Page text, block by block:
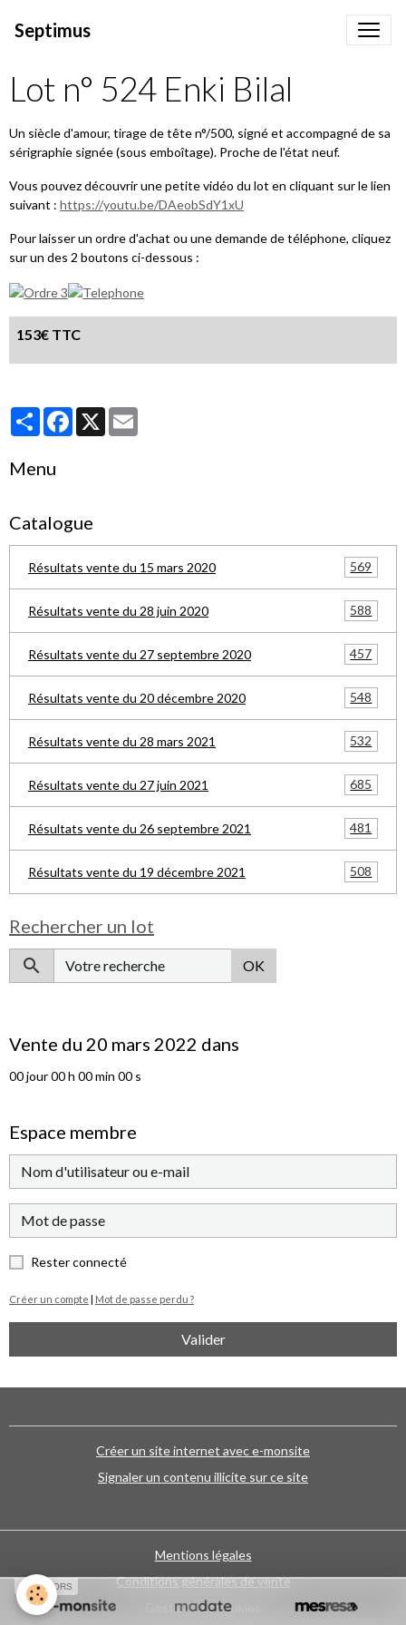
Septimus
Lot n° 524 Enki Bilal
Un siècle d'amour, tirage de tête n°/500, signé et accompagné de sa
sérigraphie signée (sous emboîtage). Proche de l'état neuf.
Vous pouvez découvrir une petite vidéo du lot en cliquant sur le lien
suivant : https://youtu.be/DAeobSdY1xU
Pour laisser un ordre d'achat ou une demande de téléphone, cliquez
sur un des 2 boutons ci-dessous :
153€ TTC
PartagerFacebook
X
Menu
Catalogue
Résultats vente du 15 mars 2020 569
Résultats vente du 28 juin 2020 588
Résultats vente du 27 septembre 2020 457
Résultats vente du 20 décembre 2020 548
Résultats vente du 28 mars 2021 532
Résultats vente du 27 juin 2021 685
Résultats vente du 26 septembre 2021 481
Résultats vente du 19 décembre 2021 508
Rechercher un lot
OK
Vente du 20 mars 2022 dans
00jour00h 00min 00 s
Espace membre
Rester connecté
Créer un compte | Mot de passe perdu ?
Valider
Créer un site internet avec e-monsite
Signaler un contenu illicite sur ce site
Mentions légales
Conditions générales de vente
Gestion des cookies
SPONSORS